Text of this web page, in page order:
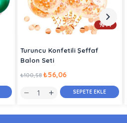
Turuncu Konfetili Şeffaf
Balon Seti
₺56,06
₺100,58
SEPETE EKLE
%44